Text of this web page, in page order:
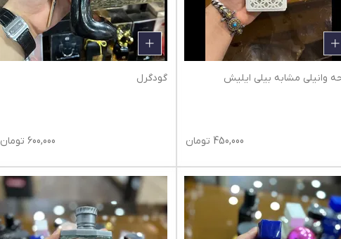
وانیلی مشابه بیلی ایلیش
450,000 تومان
گودگرل
600,000 تومان